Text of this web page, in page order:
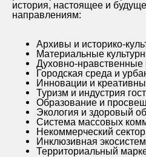
история, настоящее и
направлениям:
Архивы и историко-
Материальные
Духовно-нравственные
Городская среда и
Инновации и
Туризм и индустрия
Образование и
Экология и здоровый
Система массовых
Некоммерческий сектор
Инклюзивная
Территориальный